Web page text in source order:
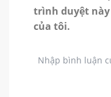
trình duyệt
của tôi.